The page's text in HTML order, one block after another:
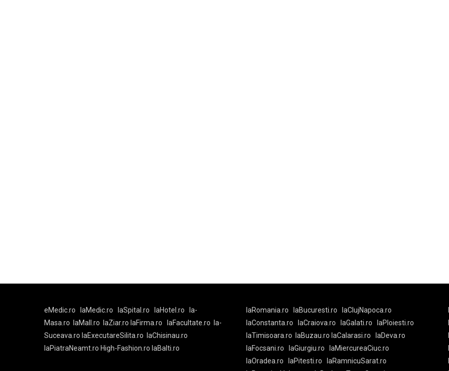
eMedic.ro laMedic.ro laSpital.ro laHotel.ro
la-
Masa.ro
laMall.ro laZiar.ro laFirma.ro laFacultate.ro
la-
Suceava.ro laExecutareSilita.ro
laChisinau.ro
laPiatraNeamt.ro High-Fashion.ro laBalti.ro
laRomania.ro laBucuresti.ro
laClujNapoca.ro
laConstanta.ro
laCraiova.ro laGalati.ro
laPloiesti.ro
laTimisoara.ro
laBuzau.ro laCalarasi.ro
laDeva.ro
laFocsani.ro
laGiurgiu.ro
laMiercureaCiuc.ro
laOradea.ro
laPitesti.ro
laRamnicuSarat.ro